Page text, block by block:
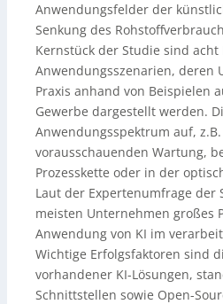
Anwendungsfelder der
Senkung des
Kernstück der Studie sind acht
Anwendungsszenarien, deren
Praxis anhand von Beispielen
Gewerbe dargestellt werden.
Anwendungsspektrum auf,
vorausschauenden Wartung,
Prozesskette oder in der
Laut der Expertenumfrage der
meisten Unternehmen großes
Anwendung von KI im
Wichtige Erfolgsfaktoren sind
vorhandener KI-Lösungen,
Schnittstellen sowie Open-